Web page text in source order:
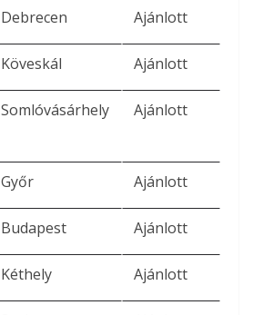
Debrecen Ajánlott
Köveskál Ajánlott
Somlóvásárhely Ajánlott
Győr Ajánlott
Budapest Ajánlott
Kéthely Ajánlott